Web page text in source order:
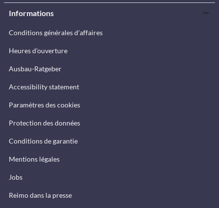
Informations
Conditions générales d'affaires
Heures d'ouverture
Ausbau-Ratgeber
Accessibility statement
Paramètres des cookies
Protection des données
Conditions de garantie
Mentions légales
Jobs
Reimo dans la presse